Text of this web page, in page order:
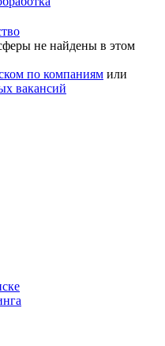
не найдены в этом
по компаниям или
вакансий